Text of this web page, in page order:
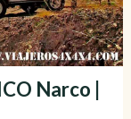
Narco |